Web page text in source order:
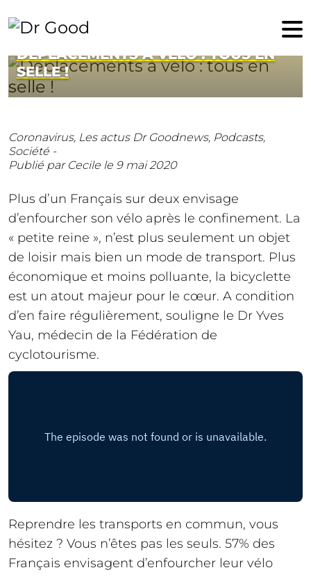
9 mai 2020
DÉPLACEMENTS À VÉLO : TOUS EN
SELLE !
Coronavirus, Les actus Dr Goodnews, Podcasts,
Société -
Publié par Cecile le 9 mai 2020
Plus d’un Français sur deux envisage
d’enfourcher son vélo après le confinement. La
« petite reine », n’est plus seulement un objet
de loisir mais bien un mode de transport. Plus
économique et moins polluante, la bicyclette
est un atout majeur pour le cœur. A condition
d’en faire régulièrement, souligne le Dr Yves
Yau, médecin de la Fédération de
cyclotourisme.
Reprendre les transports en commun, vous
hésitez ? Vous n’êtes pas les seuls. 57% des
Français envisagent d’enfourcher leur vélo